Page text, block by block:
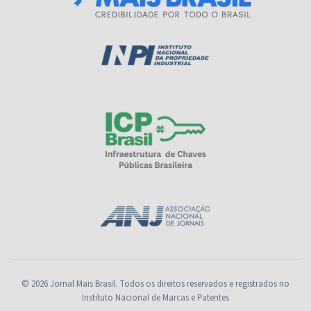
© 2026 Jornal Mais Brasil. Todos os direitos reservados e registrados no
Instituto Nacional de Marcas e Patentes